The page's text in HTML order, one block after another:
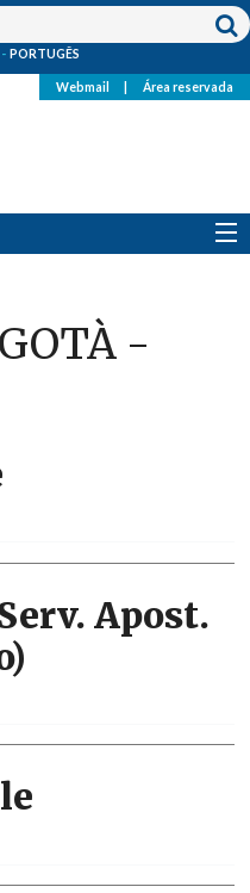
PORTUGÊS
Webmail Área reservada
-
Apost.